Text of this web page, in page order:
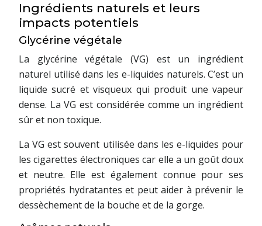
Ingrédients naturels et leurs
impacts potentiels
Glycérine végétale
La glycérine végétale (VG) est un ingrédient
naturel utilisé dans les e-liquides naturels. C’est un
liquide sucré et visqueux qui produit une vapeur
dense. La VG est considérée comme un ingrédient
sûr et non toxique.
La VG est souvent utilisée dans les e-liquides pour
les cigarettes électroniques car elle a un goût doux
et neutre. Elle est également connue pour ses
propriétés hydratantes et peut aider à prévenir le
dessèchement de la bouche et de la gorge.